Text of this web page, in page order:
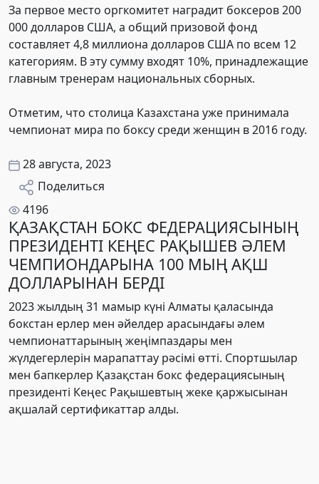
За первое место оргкомитет наградит боксеров 200
000 долларов США, а общий призовой фонд
составляет 4,8 миллиона долларов США по всем 12
категориям. В эту сумму входят 10%, принадлежащие
главным тренерам национальных сборных.
Отметим, что столица Казахстана уже принимала
чемпионат мира по боксу среди женщин в 2016 году.
28 августа, 2023
Поделиться
4196
ҚАЗАҚСТАН БОКС ФЕДЕРАЦИЯСЫНЫҢ
ПРЕЗИДЕНТІ КЕҢЕС РАҚЫШЕВ ӘЛЕМ
ЧЕМПИОНДАРЫНА 100 МЫҢ АҚШ
ДОЛЛАРЫНАН БЕРДІ
2023 жылдың 31 мамыр күні Алматы қаласында
бокстан ерлер мен әйелдер арасындағы әлем
чемпионаттарының жеңімпаздары мен
жүлдегерлерін марапаттау рәсімі өтті. Спортшылар
мен бапкерлер Қазақстан бокс федерациясының
президенті Кеңес Рақышевтың жеке қаржысынан
ақшалай сертификаттар алды.